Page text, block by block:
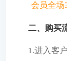
会员全场
二、购买
1.进入客